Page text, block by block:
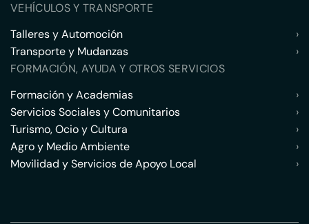
VEHÍCULOS Y TRANSPORTE
Talleres y Automoción
›
Transporte y Mudanzas
›
FORMACIÓN, AYUDA Y OTROS SERVICIOS
Formación y Academias
›
Servicios Sociales y Comunitarios
›
Turismo, Ocio y Cultura
›
Agro y Medio Ambiente
›
Movilidad y Servicios de Apoyo Local
›